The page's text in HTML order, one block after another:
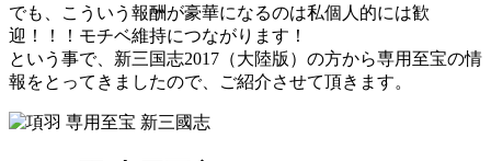
でも、こういう報酬が豪華になるのは私個人的には歓
迎！！！モチベ維持につながります！
という事で、新三国志2017（大陸版）の方から専用至宝の情
報をとってきましたので、ご紹介させて頂きます。